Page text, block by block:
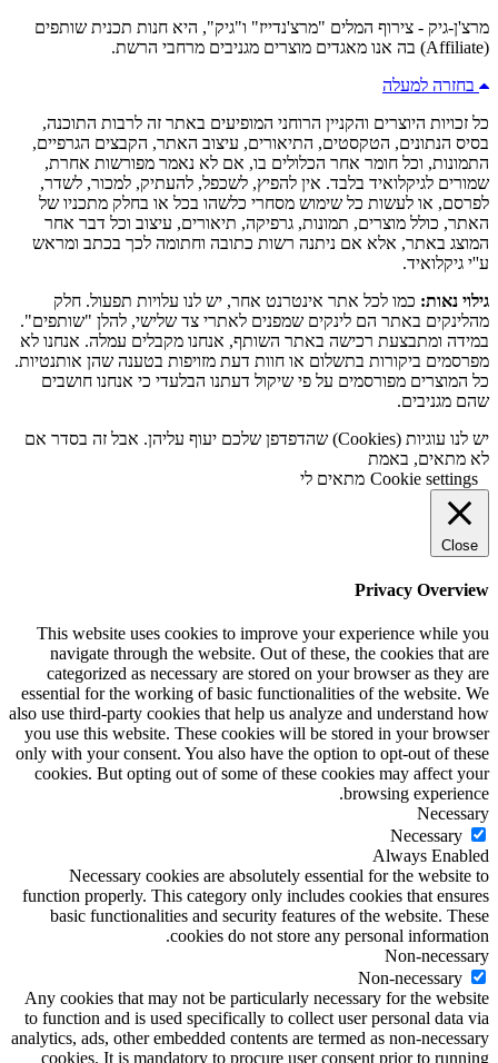
מרצ'ן-גיק - צירוף המלים "מרצ'נדייז" ו"גיק", היא חנות תכנית שותפים
(Affiliate) בה אנו מאגדים מוצרים מגניבים מרחבי הרשת.
בחזרה למעלה
כל זכויות היוצרים והקניין הרוחני המופיעים באתר זה לרבות התוכנה,
בסיס הנתונים, הטקסטים, התיאורים, עיצוב האתר, הקבצים הגרפיים,
התמונות, וכל חומר אחר הכלולים בו, אם לא נאמר מפורשות אחרת,
שמורים לגיקלואיד בלבד. אין להפיץ, לשכפל, להעתיק, למכור, לשדר,
לפרסם, או לעשות כל שימוש מסחרי כלשהו בכל או בחלק מתכניו של
האתר, כולל מוצרים, תמונות, גרפיקה, תיאורים, עיצוב וכל דבר אחר
המוצג באתר, אלא אם ניתנה רשות כתובה וחתומה לכך בכתב ומראש
ע''י גיקלואיד.
גילוי נאות: כמו לכל אתר אינטרנט אחר, יש לנו עלויות תפעול. חלק
מהלינקים באתר הם לינקים שמפנים לאתרי צד שלישי, להלן "שותפים".
במידה ומתבצעת רכישה באתר השותף, אנחנו מקבלים עמלה. אנחנו לא
מפרסמים ביקורות בתשלום או חוות דעת מזויפות בטענה שהן אותנטיות.
כל המוצרים מפורסמים על פי שיקול דעתנו הבלעדי כי אנחנו חושבים
שהם מגניבים.
יש לנו עוגיות (Cookies) שהדפדפן שלכם יעוף עליהן. אבל זה בסדר אם
לא מתאים, באמת
Cookie settings מתאים לי
Close
Privacy Overview
This website uses cookies to improve your experience while you
navigate through the website. Out of these, the cookies that are
categorized as necessary are stored on your browser as they are
essential for the working of basic functionalities of the website. We
also use third-party cookies that help us analyze and understand how
you use this website. These cookies will be stored in your browser
only with your consent. You also have the option to opt-out of these
cookies. But opting out of some of these cookies may affect your
browsing experience.
Necessary
Necessary
Always Enabled
Necessary cookies are absolutely essential for the website to
function properly. This category only includes cookies that ensures
basic functionalities and security features of the website. These
cookies do not store any personal information.
Non-necessary
Non-necessary
Any cookies that may not be particularly necessary for the website
to function and is used specifically to collect user personal data via
analytics, ads, other embedded contents are termed as non-necessary
cookies. It is mandatory to procure user consent prior to running